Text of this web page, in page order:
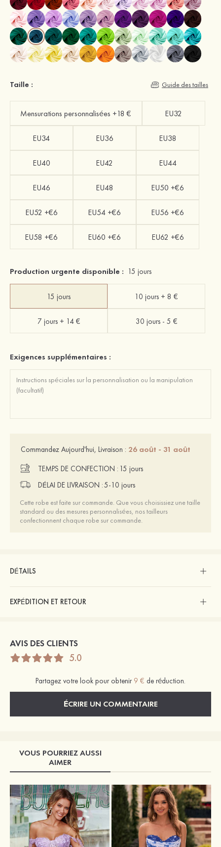
Taille : Guide des tailles
Mensurations personnalisées +18 € EU32
EU34 EU36 EU38
EU40 EU42 EU44
EU46 EU48 EU50 +€6
EU52 +€6 EU54 +€6 EU56 +€6
EU58 +€6 EU60 +€6 EU62 +€6
Production urgente disponible : 15 jours
15 jours 10 jours + 8 €
7 jours + 14 € 30 jours - 5 €
Exigences supplémentaires :
Commandez Aujourd'hui, Livraison : 26 août - 31 août
TEMPS DE CONFECTION : 15 jours
DÉLAI DE LIVRAISON :5-10 jours
Cette robe est faite sur commande. Que vous choisissiez une taille
standard ou des mesures personnalisées, nos tailleurs
confectionnent chaque robe sur commande.
DÉTAILS
EXPÉDITION ET RETOUR
AVIS DES CLIENTS
5.0
Partagez votre look pour obtenir 9 € de réduction.
ÉCRIRE UN COMMENTAIRE
VOUS POURRIEZ AUSSI
AIMER